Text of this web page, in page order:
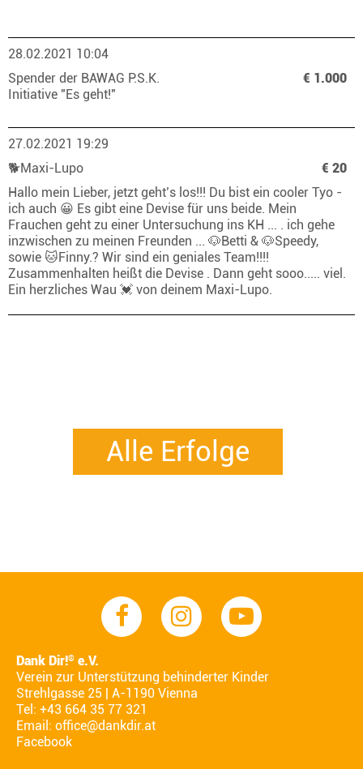
28.02.2021 10:04
Spender der BAWAG P.S.K.
Initiative "Es geht!"
€ 1.000
27.02.2021 19:29
🐕Maxi-Lupo
€ 20
Hallo mein Lieber, jetzt geht’s los!!! Du bist ein cooler Tyo -
ich auch 😀 Es gibt eine Devise für uns beide. Mein
Frauchen geht zu einer Untersuchung ins KH ... . ich gehe
inzwischen zu meinen Freunden ... 🐶Betti & 🐶Speedy,
sowie 🐱Finny.? Wir sind ein geniales Team!!!!
Zusammenhalten heißt die Devise . Dann geht sooo..... viel.
Ein herzliches Wau 💓 von deinem Maxi-Lupo.
Alle Erfolge
Dank Dir!® e.V.
Verein zur Unterstützung behinderter Kinder
Strehlgasse 25 | A-1190 Vienna
Tel: +43 664 35 77 321
Email: office@dankdir.at
Facebook